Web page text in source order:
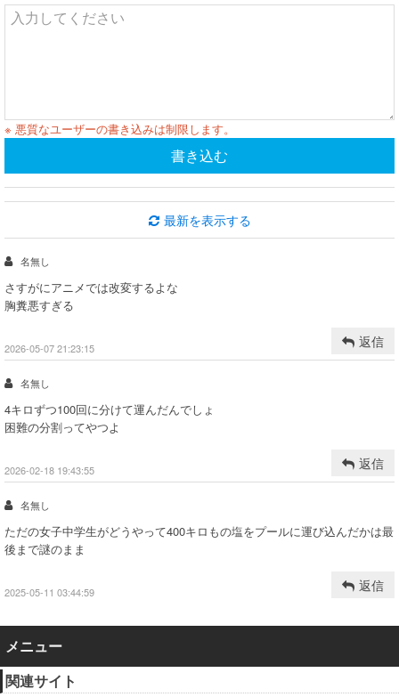
※ 悪質なユーザーの書き込みは制限します。
書き込む
最新を表示する
名無し
さすがにアニメでは改変するよな
胸糞悪すぎる
返信
2026-05-07 21:23:15
名無し
4キロずつ100回に分けて運んだんでしょ
困難の分割ってやつよ
返信
2026-02-18 19:43:55
名無し
ただの女子中学生がどうやって400キロもの塩をプールに運び込んだかは最
後まで謎のまま
返信
2025-05-11 03:44:59
メニュー
関連サイト